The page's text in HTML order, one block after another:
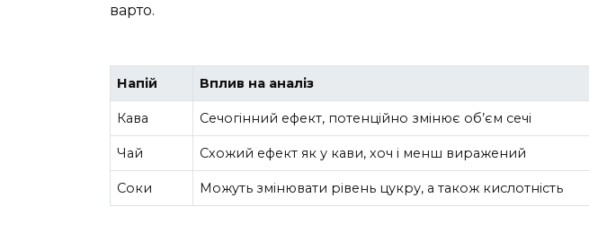
варто.
Напій Вплив на аналіз
Кава Сечогінний ефект, потенційно змінює об’єм сечі
Чай Схожий ефект як у кави, хоч і менш виражений
Соки Можуть змінювати рівень цукру, а також кислотність